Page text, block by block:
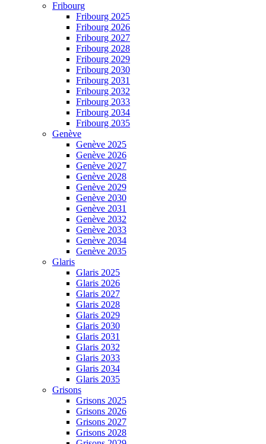
Fribourg
Fribourg 2025
Fribourg 2026
Fribourg 2027
Fribourg 2028
Fribourg 2029
Fribourg 2030
Fribourg 2031
Fribourg 2032
Fribourg 2033
Fribourg 2034
Fribourg 2035
Genève
Genève 2025
Genève 2026
Genève 2027
Genève 2028
Genève 2029
Genève 2030
Genève 2031
Genève 2032
Genève 2033
Genève 2034
Genève 2035
Glaris
Glaris 2025
Glaris 2026
Glaris 2027
Glaris 2028
Glaris 2029
Glaris 2030
Glaris 2031
Glaris 2032
Glaris 2033
Glaris 2034
Glaris 2035
Grisons
Grisons 2025
Grisons 2026
Grisons 2027
Grisons 2028